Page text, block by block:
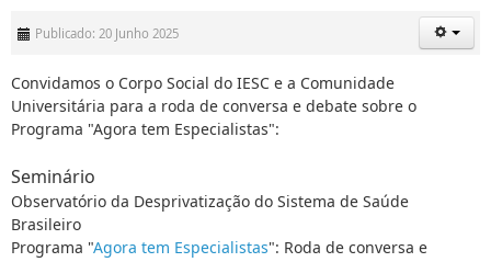
Publicado: 20 Junho 2025
Convidamos o Corpo Social do IESC e a Comunidade
Universitária para a roda de conversa e debate sobre o
Programa "Agora tem Especialistas":
Seminário
Observatório da Desprivatização do Sistema de Saúde
Brasileiro
Programa "Agora tem Especialistas": Roda de conversa e